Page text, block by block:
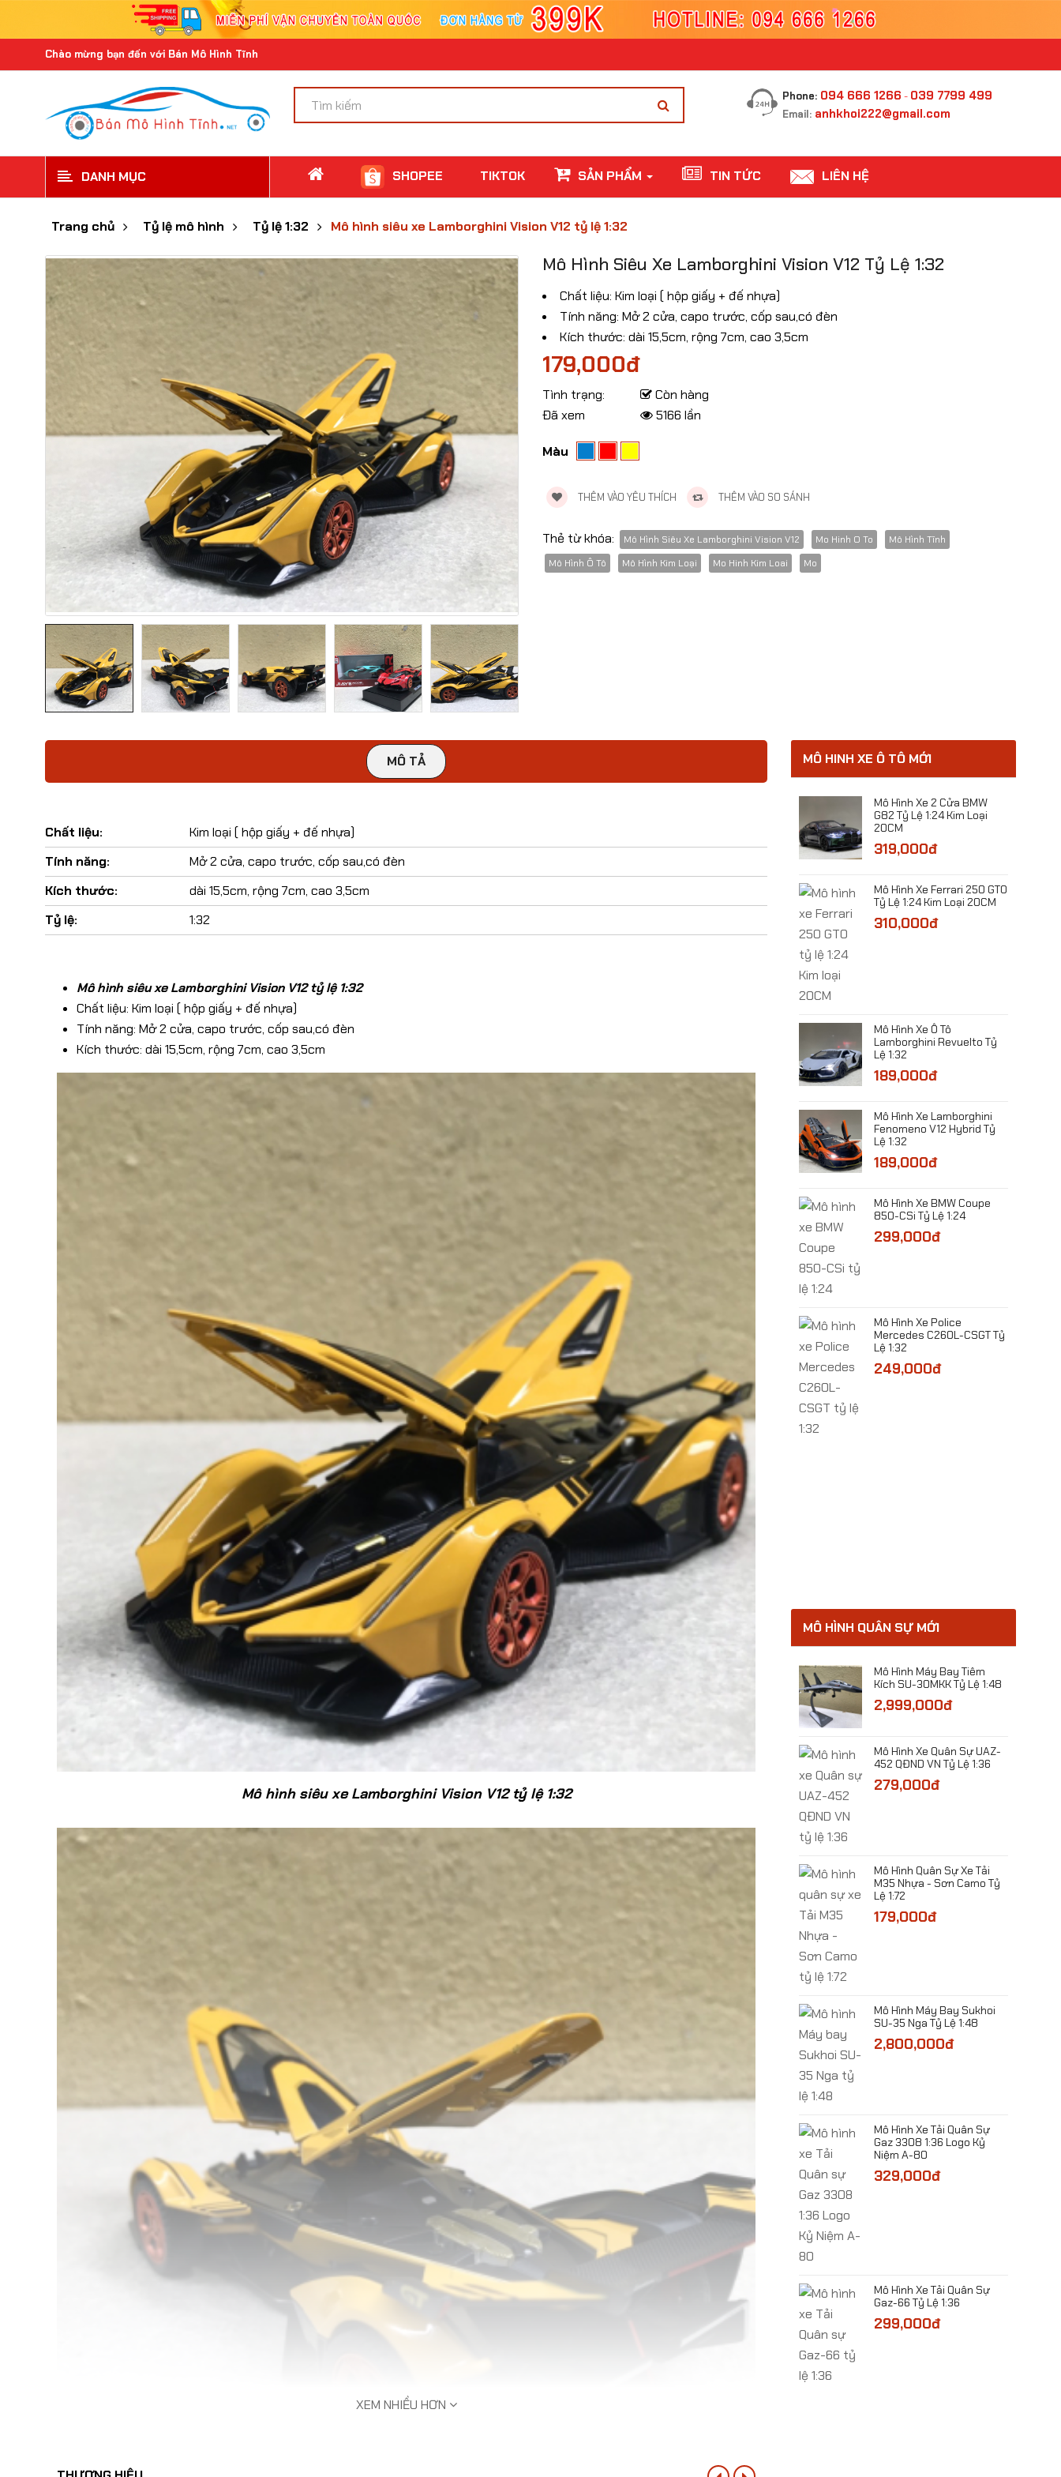
Chào mừng bạn đến với Bán Mô Hình Tĩnh
Phone: 094 666 1266 - 039 7799 499
Email: anhkhoi222@gmail.com
DANH MỤC SHOPEE TIKTOK SẢN PHẨM TIN TỨC LIÊN HỆ
Trang chủ Tỷ lệ mô hình Tỷ lệ 1:32 Mô hình siêu xe Lamborghini Vision V12 tỷ lệ 1:32
Mô Hình Siêu Xe Lamborghini Vision V12 Tỷ Lệ 1:32
Chất liệu: Kim loại ( hộp giấy + đế nhựa)
Tính năng: Mở 2 cửa, capo trước, cốp sau,có đèn
Kích thước: dài 15,5cm, rộng 7cm, cao 3,5cm
179,000đ
Tình trạng:
Còn hàng
Đã xem
5166 lần
Màu
THÊM VÀO YÊU THÍCH THÊM VÀO SO SÁNH
Thẻ từ khóa: Mô Hình Siêu Xe Lamborghini Vision V12 Mo Hinh O To
Mô Hình Tĩnh
Mô Hình Ô Tô
Mô Hình Kim Loại Mo Hinh Kim Loai Mo
MÔ TẢ
Chất liệu:
Kim loại ( hộp giấy + đế nhựa)
Tính năng:
Mở 2 cửa, capo trước, cốp sau,có đèn
Kích thước:
dài 15,5cm, rộng 7cm, cao 3,5cm
Tỷ lệ:
1:32
Mô hình siêu xe Lamborghini Vision V12 tỷ lệ 1:32
Chất liệu: Kim loại ( hộp giấy + đế nhựa)
Tính năng: Mở 2 cửa, capo trước, cốp sau,có đèn
Kích thước: dài 15,5cm, rộng 7cm, cao 3,5cm
Mô hình siêu xe Lamborghini Vision V12 tỷ lệ 1:32
XEM NHIỀU HƠN
MÔ HINH XE Ô TÔ MỚI
349,000đ
319,000đ
​Mô Hình Xe Police
Mô Hình Xe Ô Tô BMW M8
Tỷ Lệ 1:32
199,000đ
​Mô Hình Xe Koenigsegg
One1 Tỷ Lệ 1:32
189,000đ
239,000đ
Altlantic Concept Tỷ Lệ
189,000đ
2026 Tỷ Lệ 1:32
299,000đ
​Mô Hình Xe Rolls-Royce
Cullinan Black Badge
Series II Tỷ Lệ 1:24
309,000đ
​Mô Hình Xe 2 Cửa BMW
G82 Tỷ Lệ 1:24 Kim Loại
20CM
319,000đ
​Mô Hình Xe Ferrari 250 GTO
Tỷ Lệ 1:24 Kim Loại 20CM
310,000đ
​Mô Hình Xe Ô Tô
Lamborghini Revuelto Tỷ
Lệ 1:32
189,000đ
Mô Hình Xe Lamborghini
Fenomeno V12 Hybrid Tỷ
Lệ 1:32
189,000đ
Mô Hình Xe BMW Coupe
850-CSi Tỷ Lệ 1:24
299,000đ
​Mô Hình Xe Police
Mercedes C260L-CSGT Tỷ
Lệ 1:32
249,000đ
MÔ HÌNH QUÂN SỰ MỚI
​Mô Hình Trực Thăng
Agusta HH-3F Pelican Cứu
Hộ Tỷ Lệ 1/100
620,000đ
​​Mô Hình Trực Thăng
Sikorsky HH-3F Pelican
Không Quân Ý Tỷ Lệ 1/100
​Mô Hình Máy Bay Trực
Thăng Agusta-Bell AB 212
Tỷ Lệ 1/100
499,000đ
​Mô Hình Kim Loại Máy Bay
Trực Thăng Vận Tải Hạng
Nặng MH-47G Chinook Tỷ
Lệ 1:72
1,899,000đ
​Mô Hình Máy Bay Tàng
​Mô Hình Máy Bay Beriev A-
​Mô Hình Máy Bay Trực
Thăng AH-64D Apache Tỷ
549,000đ
​Mô Hình Máy Bay Cường
Mô Hình Máy Bay Tiêm
Kích SU-30MKK Tỷ Lệ 1:48
2,999,000đ
Mô Hình Xe Quân Sự UAZ-
452 QĐND VN Tỷ Lệ 1:36
279,000đ
​Mô Hình Quân Sự Xe Tải
M35 Nhựa - Sơn Camo Tỷ
Lệ 1:72
179,000đ
Mô Hình Máy Bay Sukhoi
SU-35 Nga Tỷ Lệ 1:48
2,800,000đ
​Mô Hình Xe Tải Quân Sự
Gaz 3308 1:36 Logo Kỷ
Niệm A-80
329,000đ
​Mô Hình Xe Tải Quân Sự
Gaz-66 Tỷ Lệ 1:36
299,000đ